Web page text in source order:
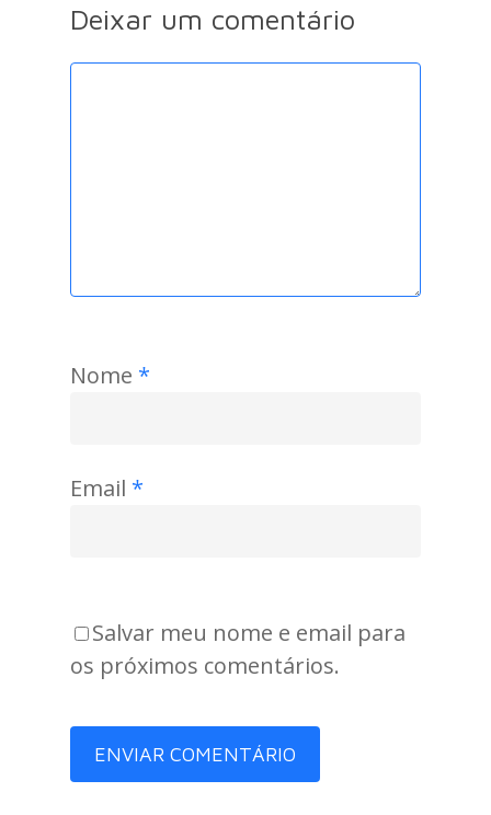
Deixar um comentário
Nome *
Email *
Salvar meu nome e email para
os próximos comentários.